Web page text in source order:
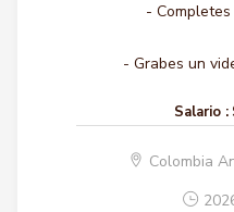
-
- Grabes un
Salario :
Colombia